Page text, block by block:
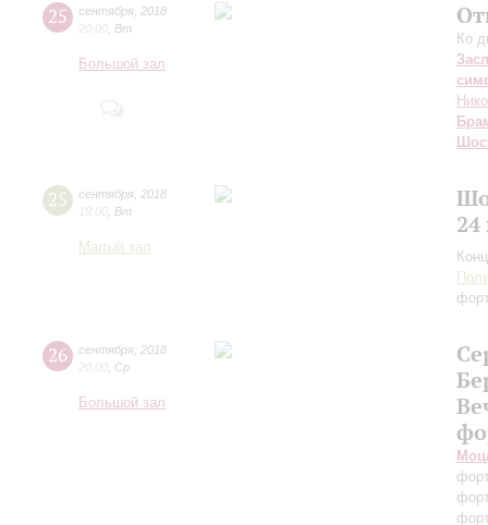
25 сентября 2018
20:00 Вт
Большой зал
Ко
25 сентября 2018
19:00 Вт
Малый зал
26 сентября 2018
20:00 Ср
Большой зал